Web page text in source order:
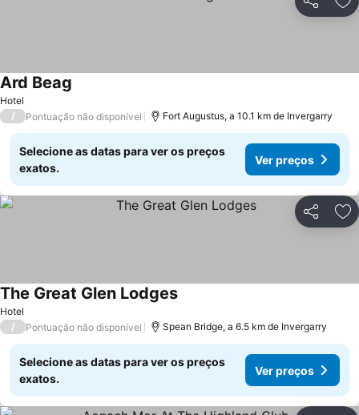
Partilhar
Hotel
Ard Beag
/ Pontuação não disponível Fort Augustus, a 10.1 km de Invergarry
Selecione as datas para ver os preços
exatos.
Ver preços
Partilhar
Hotel
The Great Glen LodgesVer preços
/ Pontuação não disponível Spean Bridge, a 6.5 km de Invergarry
Selecione as datas para ver os preços
exatos.
Ver preços